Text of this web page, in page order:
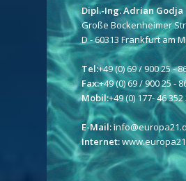
Dipl.-Ing. Adrian Godja
Große Bockenheimer
D - 60313 Frankfurt am
Tel:+49 (0) 69 / 900 25 -
Fax:+49 (0) 69 / 900 25 -
Mobil:+49 (0) 177- 46 352
E-Mail:
Internet: